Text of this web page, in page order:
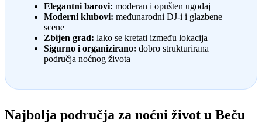
Elegantni barovi: moderan i opušten ugođaj
Moderni klubovi: međunarodni DJ-i i glazbene
scene
Zbijen grad: lako se kretati između lokacija
Sigurno i organizirano: dobro strukturirana
područja noćnog života
Najbolja područja za noćni život u Beču